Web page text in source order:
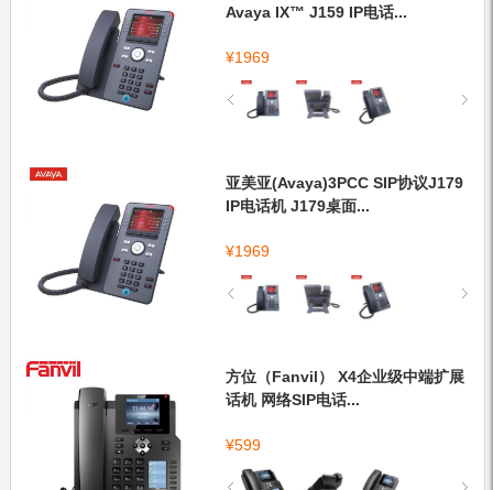
Avaya IX™ J159 IP电话...
¥1969
亚美亚(Avaya)3PCC SIP协议J179
IP电话机 J179桌面...
¥1969
方位（Fanvil） X4企业级中端扩展
话机 网络SIP电话...
¥599